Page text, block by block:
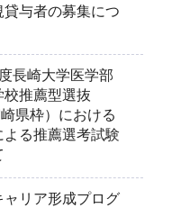
貸与者の募集につ
長崎大学医学部
校推薦型選抜
県枠）における
よる推薦選考試験
ャリア形成プログ